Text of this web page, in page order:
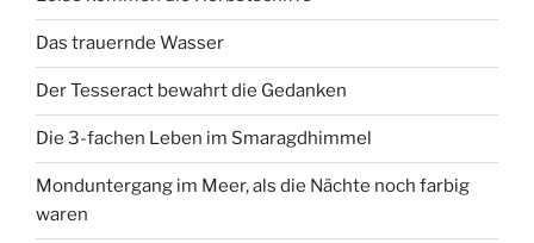
Das trauernde Wasser
Der Tesseract bewahrt die Gedanken
Die 3-fachen Leben im Smaragdhimmel
Monduntergang im Meer, als die Nächte noch farbig
waren